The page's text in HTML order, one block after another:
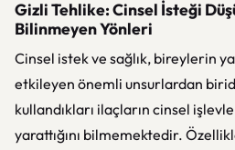
Gizli Tehlike: Cinsel İsteği
Bilinmeyen Yönleri
Cinsel istek ve sağlık, bireylerin
etkileyen önemli unsurlardan
kullandıkları ilaçların cinsel
yarattığını bilmemektedir.